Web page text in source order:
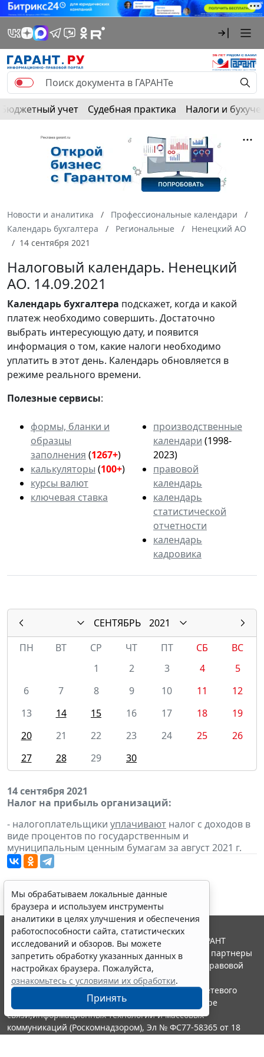
Бюджетный учет Судебная практика Налоги и
Новости и аналитика
Профессиональные календари
Календарь бухгалтера
Региональные
Ненецкий АО
14 сентября 2021
Налоговый календарь. Ненецкий
АО. 14.09.2021
Календарьбухгалтера подскажет, когда и какой
платеж необходимо совершить. Достаточно
выбрать интересующую дату, и появится
информация о том, какие налоги необходимо
уплатить в этот день. Календарь обновляется в
режиме реального времени.
Полезные сервисы:
формы, бланки и
образцы
заполнения (1267+)
калькуляторы (100+)
курсы валют
ключевая ставка
производственные
календари (1998-
2023)
правовой
календарь
календарь
статистической
отчетности
календарь
кадровика
СЕНТЯБРЬ
2021
ПН
ВТ СР ЧТ ПТ СБ
ВС
1
2 3 4
5
6
7 8 9 10 11
12
13
14 15 16 17 18
19
20
21 22 23 24 25
26
27
28 29 30
14 сентября 2021
Налог на прибыль организаций:
- налогоплательщики уплачивают налог с доходов в
виде процентов по государственным и
муниципальным ценным бумагам за август 2021 г.
Мы обрабатываем локальные данные
браузера и используем инструменты
аналитики в целях улучшения и обеспечения
работоспособности сайта, статистических
исследований и обзоров. Вы можете
запретить обработку указанных данных в
настройках браузера. Пожалуйста,
ознакомьтесь с условиями их обработки.
Принять
© ООО "НПП "ГАРАНТ-СЕРВИС", 2026. Система ГАРАНТ
выпускается с 1990 года. Компания "Гарант" и ее партнеры
являются участниками Российской ассоциации правовой
информации ГАРАНТ.
Портал ГАРАНТ.РУ зарегистрирован в качестве сетевого
издания Федеральной службой по надзору в сфере
связи,информационных технологий и массовых
коммуникаций (Роскомнадзором), Эл № ФС77-58365 от 18